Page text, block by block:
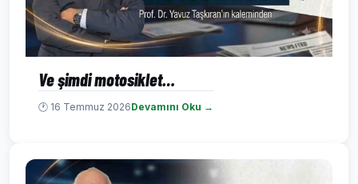
Ve şimdi motosiklet…
🕐 16 Temmuz 2026Devamını Oku →